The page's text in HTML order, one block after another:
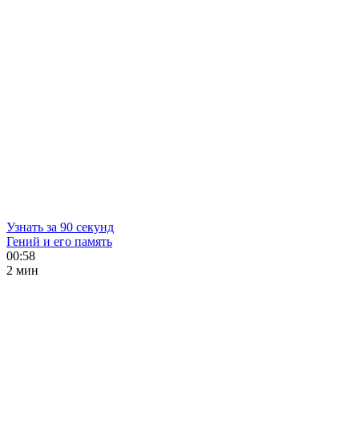
Узнать за 90 секунд
Гений и его память
00:58
2 мин